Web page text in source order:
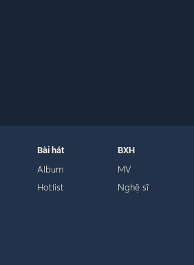
Bài hát
Album
Hotlist
BXH
MV
Nghệ sĩ